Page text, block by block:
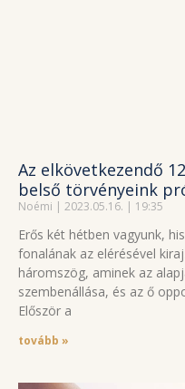
Az elkövetkezendő
belső törvényeink
Noémi 2023.05.16. 19:35
Erős két hétben vagyunk,
fonalának az elérésével
háromszög, aminek az
szembenállása, és az ő
Először a
tovább »